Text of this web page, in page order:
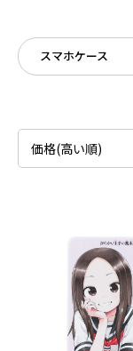
スマホケース